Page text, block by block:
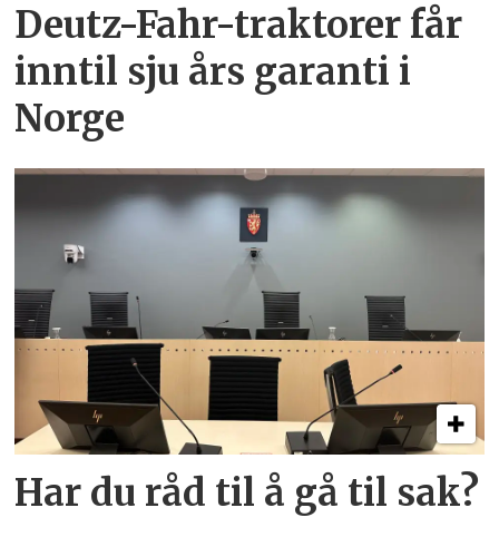
Deutz-Fahr-traktorer får
inntil sju års garanti i
Norge
Har du råd til å gå til sak?